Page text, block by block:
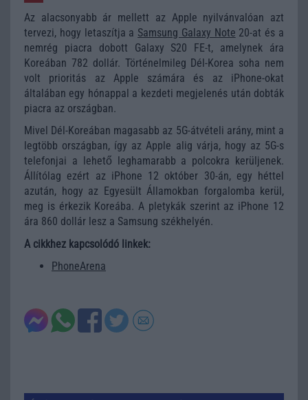
Az alacsonyabb ár mellett az Apple nyilvánvalóan azt
tervezi, hogy letaszítja a Samsung Galaxy Note 20-at és a
nemrég piacra dobott Galaxy S20 FE-t, amelynek ára
Koreában 782 dollár. Történelmileg Dél-Korea soha nem
volt prioritás az Apple számára és az iPhone-okat
általában egy hónappal a kezdeti megjelenés után dobták
piacra az országban.
Mivel Dél-Koreában magasabb az 5G-átvételi arány, mint a
legtöbb országban, így az Apple alig várja, hogy az 5G-s
telefonjai a lehető leghamarabb a polcokra kerüljenek.
Állítólag ezért az iPhone 12 október 30-án, egy héttel
azután, hogy az Egyesült Államokban forgalomba kerül,
meg is érkezik Koreába. A pletykák szerint az iPhone 12
ára 860 dollár lesz a Samsung székhelyén.
A cikkhez kapcsolódó linkek:
PhoneArena